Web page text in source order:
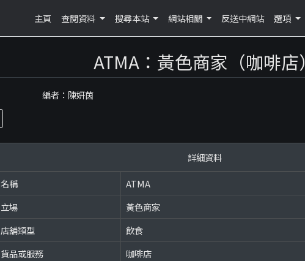
主頁 查閱資料 搜尋本站 網站相關 反送中網站 選項
ATMA：黃色商家（咖啡店）
編者：陳妍茵
詳細資料
名稱
ATMA
立場
黃色商家
店舖類型
飲食
貨品或服務
咖啡店